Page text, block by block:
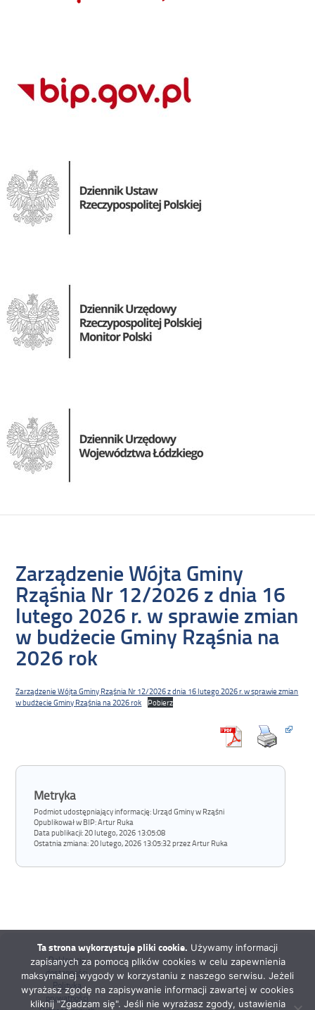
Zarządzenie Wójta Gminy
Rząśnia Nr 12/2026 z dnia 16
lutego 2026 r. w sprawie zmian
w budżecie Gminy Rząśnia na
2026 rok
Zarządzenie Wójta Gminy Rząśnia Nr 12/2026 z dnia 16 lutego 2026 r. w sprawie zmian
w budżecie Gminy Rząśnia na 2026 rok
Pobierz
Metryka
Podmiot udostępniający informację: Urząd Gminy w Rząśni
Opublikował w BIP:Artur Ruka
Data publikacji:20 lutego, 2026 13:05:08
Ostatnia zmiana:20 lutego, 2026 13:05:32 przez Artur Ruka
Deklaracja
dostępności
Polityka
prywatności
Ta strona wykorzystuje pliki cookie. Używamy informacji
zapisanych za pomocą plików cookies w celu zapewnienia
maksymalnej wygody w korzystaniu z naszego serwisu. Jeżeli
wyrażasz zgodę na zapisywanie informacji zawartej w cookies
kliknij "Zgadzam się". Jeśli nie wyrażasz zgody, ustawienia